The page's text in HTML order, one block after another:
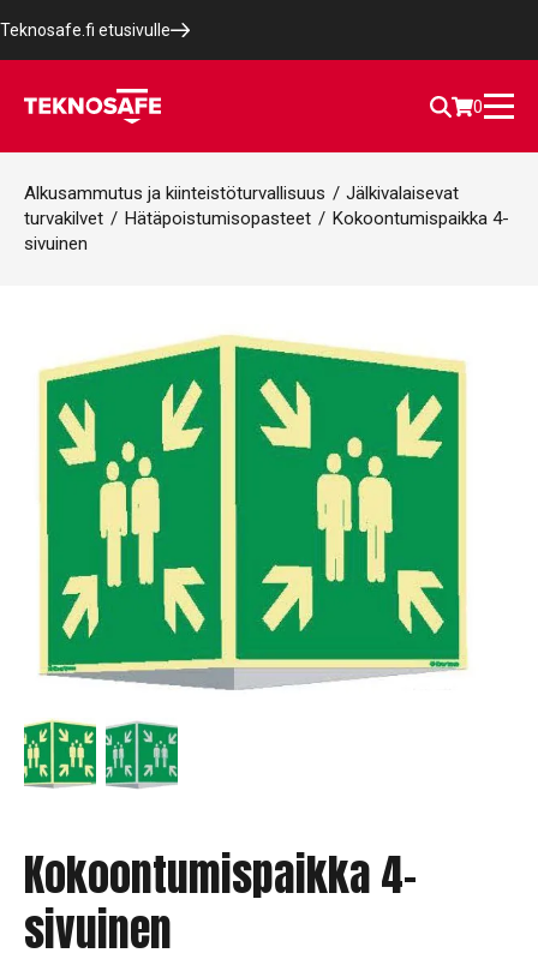
Teknosafe.fi etusivulle
0
Alkusammutus ja kiinteistöturvallisuus / Jälkivalaisevat
turvakilvet / Hätäpoistumisopasteet / Kokoontumispaikka 4-
sivuinen
Kokoontumispaikka 4-
sivuinen